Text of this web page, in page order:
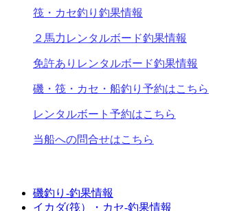
筏・カセ釣り釣果情報
２馬力レンタルボード釣果情報
免許ありレンタルボード釣果情報
磯・筏・カセ・船釣り予約はこちら
レンタルボート予約はこちら
当船への問合せはこちら
磯釣り-釣果情報
イカダ(筏）・カセ-釣果情報